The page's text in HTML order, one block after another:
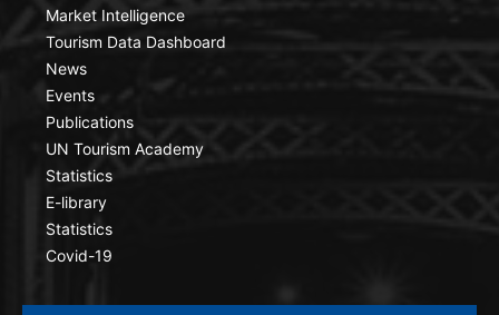
Market Intelligence
Tourism Data Dashboard
News
Events
Publications
UN Tourism Academy
Statistics
E-library
Statistics
Covid-19